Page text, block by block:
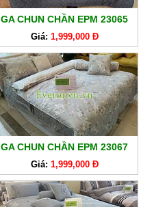
GA CHUN CHẦN EPM 23065
Giá: 1,999,000 Đ
GA CHUN CHẦN EPM 23067
Giá: 1,999,000 Đ